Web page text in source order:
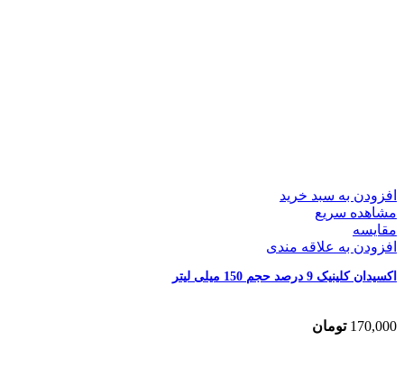
افزودن به سبد خرید
مشاهده سریع
مقایسه
افزودن به علاقه مندی
اکسیدان کلینیک 9 درصد حجم 150 میلی لیتر
170,000 تومان